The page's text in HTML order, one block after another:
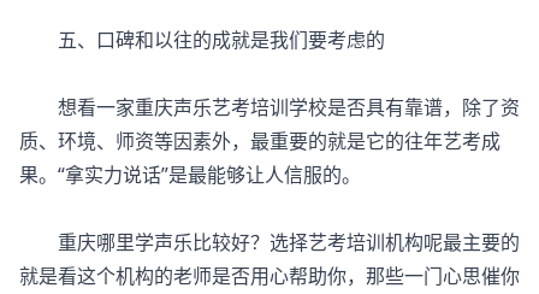
五、口碑和以往的成就是我们要考虑的
想看一家重庆声乐艺考培训学校是否具有靠谱，除了资
质、环境、师资等因素外，最重要的就是它的往年艺考成
果。“拿实力说话”是最能够让人信服的。
重庆哪里学声乐比较好？选择艺考培训机构呢最主要的
就是看这个机构的老师是否用心帮助你，那些一门心思催你